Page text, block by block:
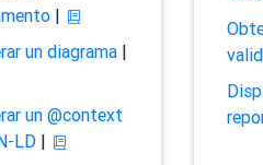
|
un diagrama|
un @context
LD|